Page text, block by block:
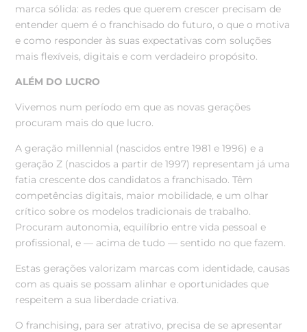
marca sólida: as redes que querem crescer precisam de
entender quem é o franchisado do futuro, o que o motiva
e como responder às suas expectativas com soluções
mais flexíveis, digitais e com verdadeiro propósito.
ALÉM DO LUCRO
Vivemos num período em que as novas gerações
procuram mais do que lucro.
A geração millennial (nascidos entre 1981 e 1996) e a
geração Z (nascidos a partir de 1997) representam já uma
fatia crescente dos candidatos a franchisado. Têm
competências digitais, maior mobilidade, e um olhar
crítico sobre os modelos tradicionais de trabalho.
Procuram autonomia, equilíbrio entre vida pessoal e
profissional, e — acima de tudo — sentido no que fazem.
Estas gerações valorizam marcas com identidade, causas
com as quais se possam alinhar e oportunidades que
respeitem a sua liberdade criativa.
O franchising, para ser atrativo, precisa de se apresentar